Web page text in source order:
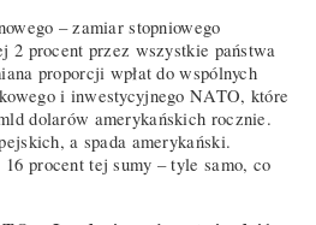
– zamiar stopniowego
2 procent przez wszystkie państwa
proporcji wpłat do wspólnych
i inwestycyjnego NATO, które
dolarów amerykańskich rocznie.
a spada amerykański.
procent tej sumy – tyle samo, co